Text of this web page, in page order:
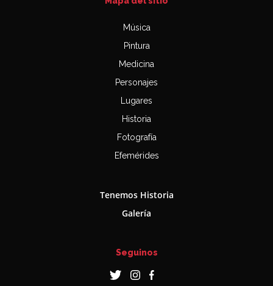
Música
Pintura
Medicina
Personajes
Lugares
Historia
Fotografía
Efemérides
Tenemos Historia
Galería
Seguinos